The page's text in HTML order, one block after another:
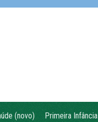
(novo) Primeira Infância